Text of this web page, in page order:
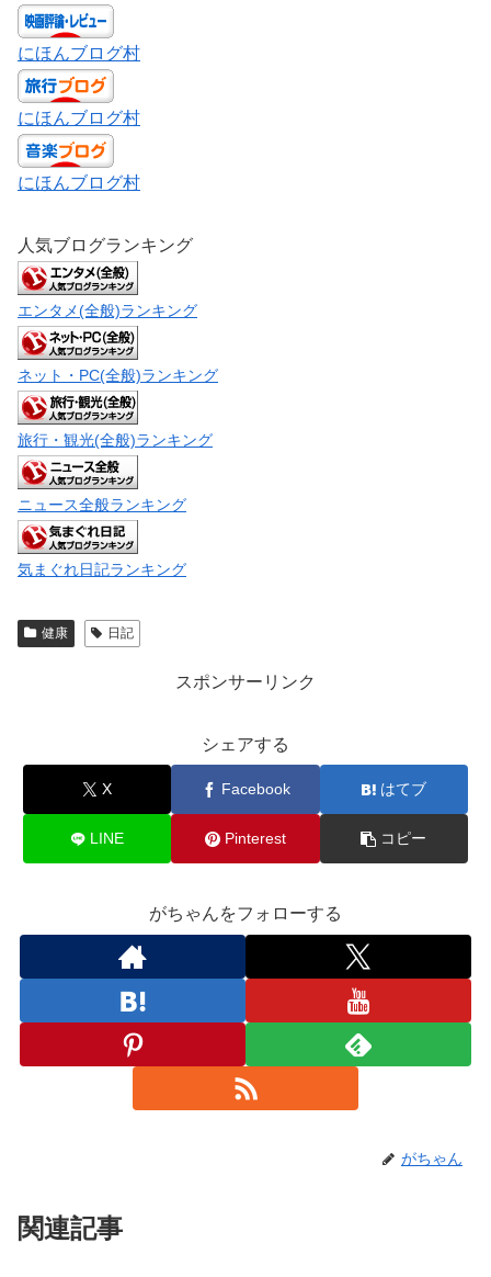
にほんブログ村
にほんブログ村
にほんブログ村
人気ブログランキング
エンタメ(全般)ランキング
ネット・PC(全般)ランキング
旅行・観光(全般)ランキング
ニュース全般ランキング
気まぐれ日記ランキング
健康 日記
スポンサーリンク
シェアする
X Facebook はてブ
LINE Pinterest コピー
がちゃんをフォローする
がちゃん
関連記事